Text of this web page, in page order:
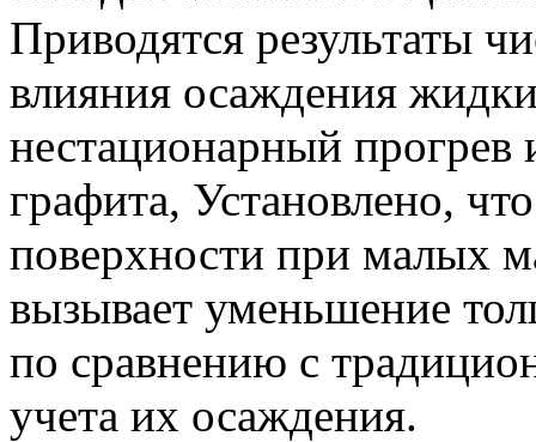
Приводятся результаты
влияния осаждения
нестационарный прогрев
графита, Установлено,
поверхности при малых
вызывает уменьшение
по сравнению с
учета их осаждения.